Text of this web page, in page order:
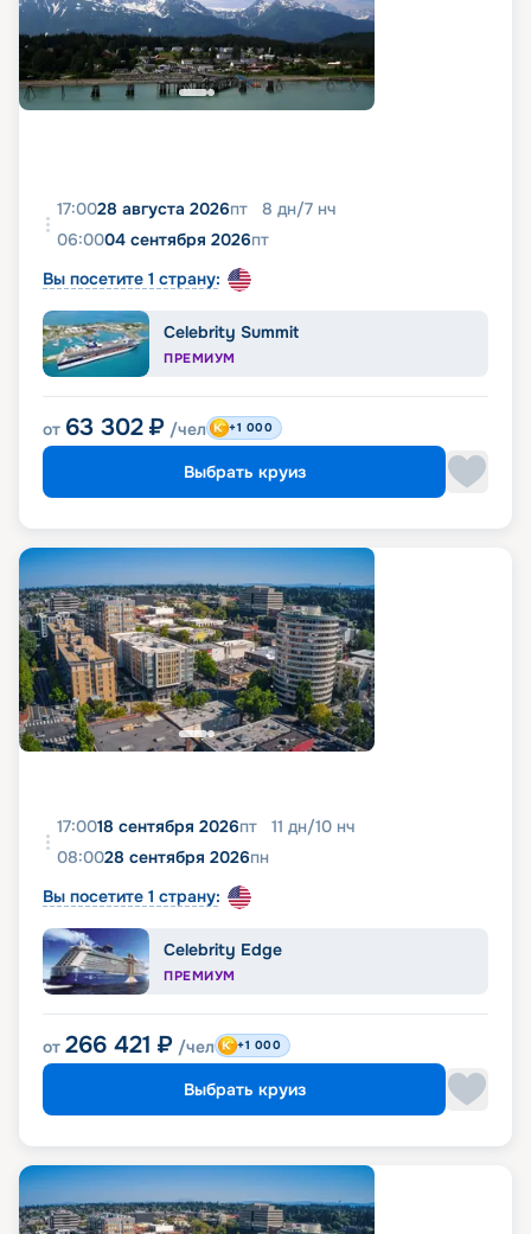
17:0028 августа 2026пт 8 дн/7 нч
06:0004 сентября 2026пт
Вы посетите 1 страну:
Celebrity Summit
ПРЕМИУМ
от 63 302 ₽ /чел +1 000
Выбрать круиз
17:0018 сентября 2026пт 11 дн/10 нч
08:0028 сентября 2026пн
Вы посетите 1 страну:
Celebrity Edge
ПРЕМИУМ
от 266 421 ₽ /чел +1 000
Выбрать круиз